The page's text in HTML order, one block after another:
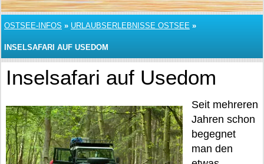
OSTSEE-INFOS » URLAUBSERLEBNISSE OSTSEE »
INSELSAFARI AUF USEDOM
Inselsafari auf Usedom
Seit mehreren
Jahren schon
begegnet
man den